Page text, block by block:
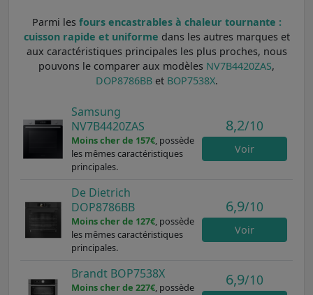
Parmi les fours encastrables à chaleur tournante :
cuisson rapide et uniforme dans les autres marques et
aux caractéristiques principales les plus proches, nous
pouvons le comparer aux modèles NV7B4420ZAS,
DOP8786BBet BOP7538X.
Samsung
NV7B4420ZAS
Moins cher de 157€, possède
les mêmes caractéristiques
principales.
8,2/10
Voir
De Dietrich
DOP8786BB
Moins cher de 127€, possède
les mêmes caractéristiques
principales.
6,9/10
Voir
Brandt BOP7538X
Moins cher de 227€, possède
6,9/10